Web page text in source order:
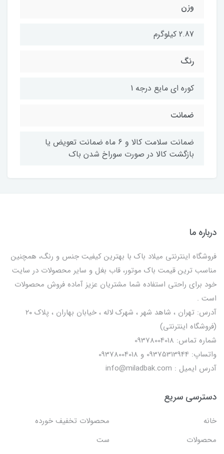
وزن
2.87 کیلوگرم
رنگ
کوره ای مایع درجه 1
ضمانت
ضمانت سلامت کالا و 6 ماه ضمانت تعویض یا
بازگشت کالا در صورت سوراخ شدن باک
درباره ما
فروشگاه اینترنتی میلاد باک با بهترین کیفیت جنس و رنگ، همچنین
مناسب ترین قیمت باک موتور، قاب بغل و سایر محصولات در سایت
خود برای راحتی استفاده شما مشتریان عزیز آماده فروش محصولات
است .
آدرس: تهران ، شاهد شهر ، شهرک لاله ، خیابان بهاران ، پلاک ۲۰
(فروشگاه اینترنتی)
شماره تماس: 09378004018
واتساپ: 09375313944 و 09378004018
آدرس ایمیل : info@miladbak.com
دسترسی سریع
خانه
محصولات تخفیف خورده
محصولات
ست